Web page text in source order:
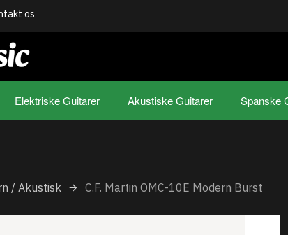
os
Elektriske Guitarer Akustiske Guitarer Spanske
/ Akustisk C.F. Martin OMC-10E Modern Burst